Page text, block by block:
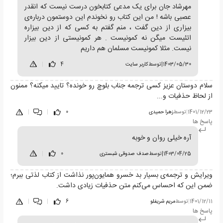
مهرشاد جان برای یک مدعی کتابخون درست نیست که انقدر
عصبی باشه ! من این کتاب رو نخوندم این دوستمون درباره‌ی
بیزاری از دین گفت ، منم گفتم به کسی که از دین بیزاره
اتئیست میگن نه کمونیست . هر کمونیستی از دین بیزار
نیست. مثلا کمونیست مسلمان هم داریم
1403/05/30
|توسطکاربر سایت 4
سلام دوستان عزیز کسی ترجمه جناب بلوچ رو خونده؟ تایید میکنه؟ ممنون
از لحاظ حذفیات و...
1401/12/23
|توسطزهرا حمیدی 0
|
|
پاسخ ها
آره خیلی روان و خوبه
1403/04/25
|توسطصدف صدوقی شبستری 0
ویرایش و ترجمه‌ی بسیار بد خسرو همایون‌پور نذاشت از کتاب لذتی ببرم؛
ضمن این که احساس می‌کنم متن حذفیات زیادی داشت.
1401/12/11
|توسطمریم شریفلو 6
|
|
پاسخ ها